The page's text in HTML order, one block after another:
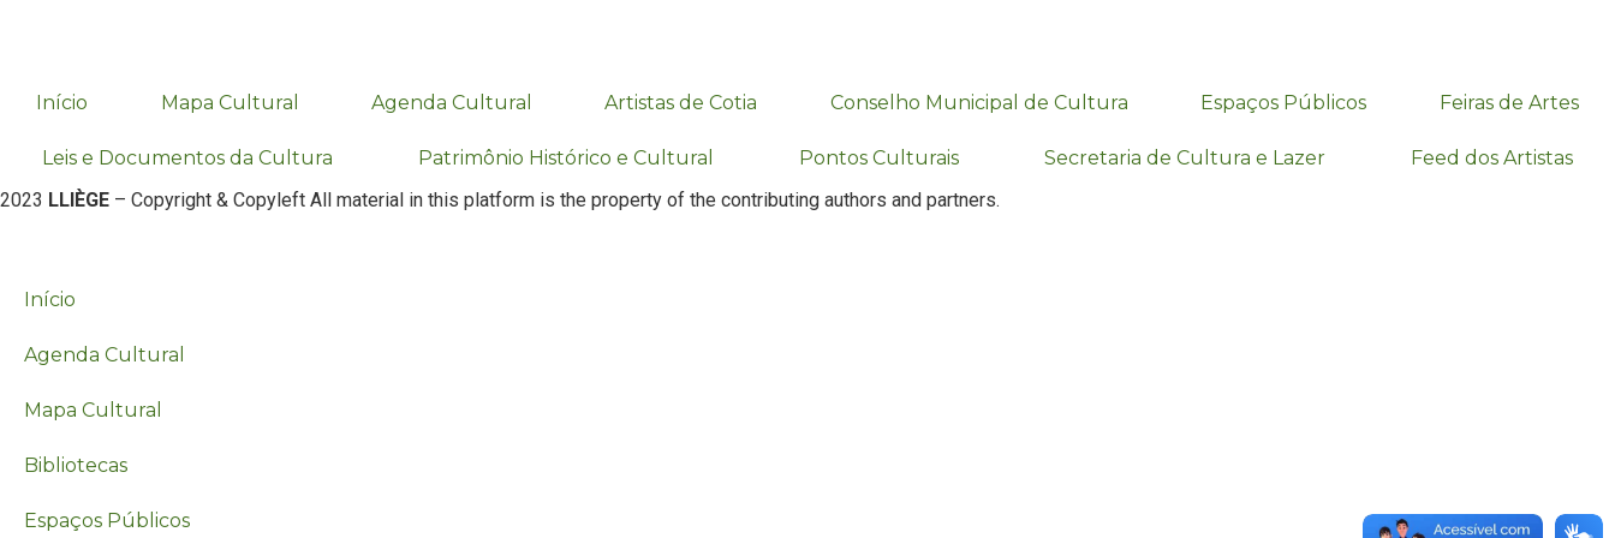
Início Mapa Cultural Agenda Cultural Artistas de Cotia Conselho Municipal de Cultura Espaços Públicos Feiras de Artes
Leis e Documentos da Cultura Patrimônio Histórico e Cultural Pontos Culturais Secretaria de Cultura e Lazer
Feed dos Artistas
2023 LLIÈGE – Copyright & Copyleft All material in this platform is the property of the contributing authors and partners.
Início
Agenda Cultural
Mapa Cultural
Bibliotecas
Espaços Públicos